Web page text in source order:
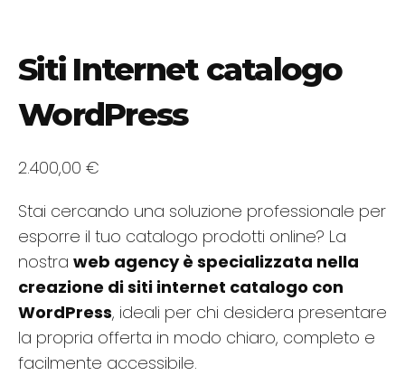
Siti Internet catalogo
WordPress
2.400,00 €
Stai cercando una soluzione professionale per
esporre il tuo catalogo prodotti online? La
nostra web agency è specializzata nella
creazione di siti internet catalogo con
WordPress, ideali per chi desidera presentare
la propria offerta in modo chiaro, completo e
facilmente accessibile.